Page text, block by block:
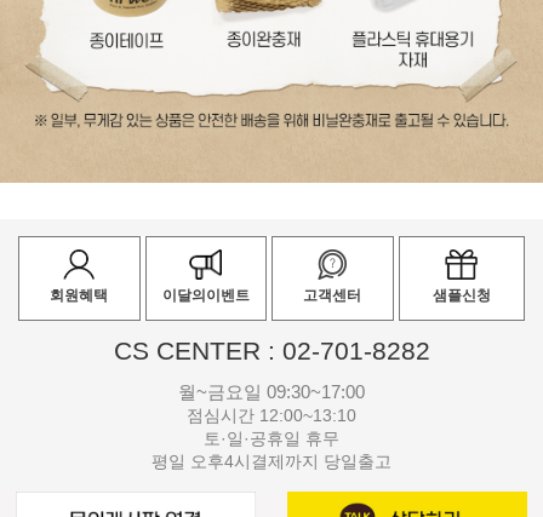
회원혜택 이달의이벤트 고객센터 샘플신청
CS CENTER : 02-701-8282
월~금요일 09:30~17:00
점심시간 12:00~13:10
토·일·공휴일 휴무
평일 오후4시결제까지 당일출고